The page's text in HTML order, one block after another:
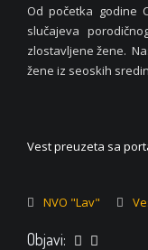
Od početka godine
slučajeva
zlostavljene žene.
žene iz seoskih
Vest preuzeta sa
NVO "Lav"
Objavi: